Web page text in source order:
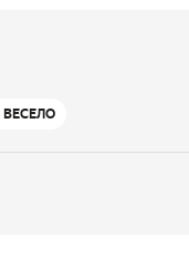
ВЕСЕЛО